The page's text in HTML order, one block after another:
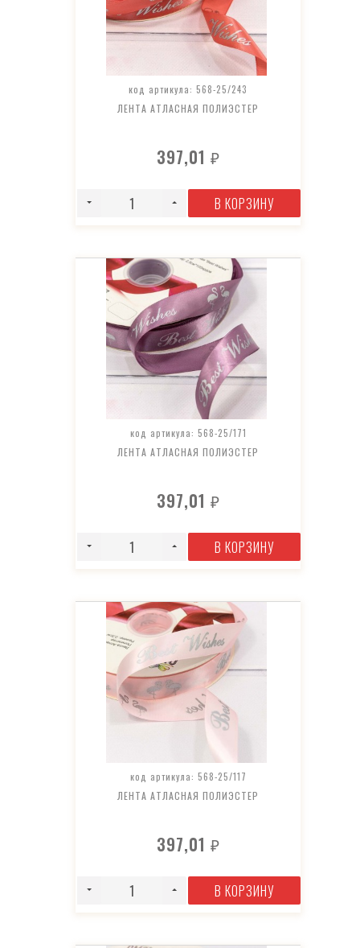
код артикула: 568-25/243
ЛЕНТА АТЛАСНАЯ ПОЛИЭСТЕР
397,01 ₽
В КОРЗИНУ
код артикула: 568-25/171
ЛЕНТА АТЛАСНАЯ ПОЛИЭСТЕР
397,01 ₽
В КОРЗИНУ
код артикула: 568-25/117
ЛЕНТА АТЛАСНАЯ ПОЛИЭСТЕР
397,01 ₽
В КОРЗИНУ